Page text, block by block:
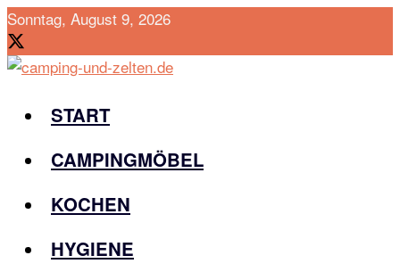
Sonntag, August 9, 2026
START
CAMPINGMÖBEL
KOCHEN
HYGIENE